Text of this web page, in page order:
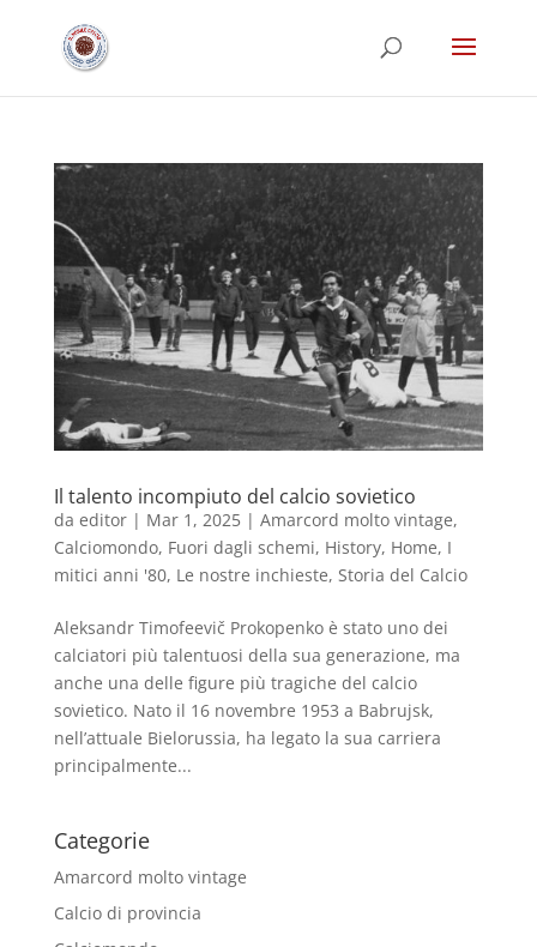
Il talento incompiuto del calcio sovietico
da editor| Mar 1, 2025| Amarcord molto vintage,
Calciomondo, Fuori dagli schemi, History, Home, I
mitici anni '80, Le nostre inchieste, Storia del Calcio
Aleksandr Timofeevič Prokopenko è stato uno dei
calciatori più talentuosi della sua generazione, ma
anche una delle figure più tragiche del calcio
sovietico. Nato il 16 novembre 1953 a Babrujsk,
nell’attuale Bielorussia, ha legato la sua carriera
principalmente...
Categorie
Amarcord molto vintage
Calcio di provincia